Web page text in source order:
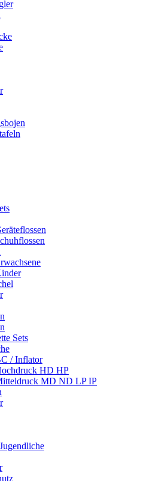
Sets
/ Inflator
HD HP
MD ND LP IP